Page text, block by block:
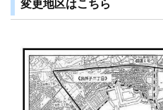
変更地区はこちら